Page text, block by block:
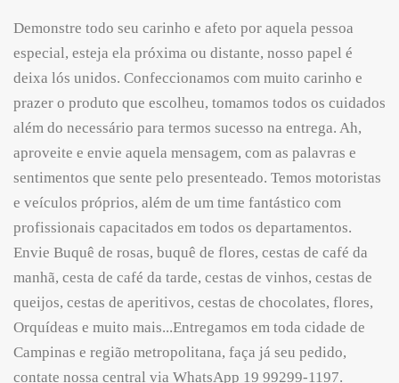
Demonstre todo seu carinho e afeto por aquela pessoa
especial, esteja ela próxima ou distante, nosso papel é
deixa lós unidos. Confeccionamos com muito carinho e
prazer o produto que escolheu, tomamos todos os cuidados
além do necessário para termos sucesso na entrega. Ah,
aproveite e envie aquela mensagem, com as palavras e
sentimentos que sente pelo presenteado. Temos motoristas
e veículos próprios, além de um time fantástico com
profissionais capacitados em todos os departamentos.
Envie Buquê de rosas, buquê de flores, cestas de café da
manhã, cesta de café da tarde, cestas de vinhos, cestas de
queijos, cestas de aperitivos, cestas de chocolates, flores,
Orquídeas e muito mais...Entregamos em toda cidade de
Campinas e região metropolitana, faça já seu pedido,
contate nossa central via WhatsApp 19 99299-1197.